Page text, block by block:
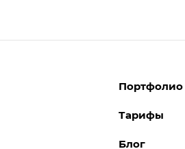
Портфолио
Тарифы
Блог